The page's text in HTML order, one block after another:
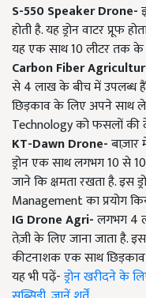
S-550SpeakerDrone-
होती है. यह ड्रोन वाटर प्रूफ
यह एक साथ 10 लीटर तक
Carbon Fiber
से 4 लाख के बीच में उपलब्ध
छिड़काव के लिए अपने साथ
Technologyको फसलों की
KT-Dawn Drone-
ड्रोन एक साथ लगभग 10 से
जाने कि क्षमता रखता है. इस
Managementका प्रयोग
IG Drone Agri-लगभग 4
तेज़ी के लिए जाना जाता है.
कीटनाशक एक साथ
यह भी पढ़ें-ड्रोन खरीदने के